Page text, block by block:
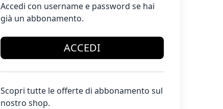
Accedi con username e password se hai
già un abbonamento.
ACCEDI
Scopri tutte le offerte di abbonamento sul
nostro shop.